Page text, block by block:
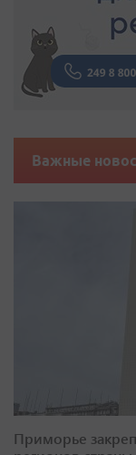
Важные
Приморье